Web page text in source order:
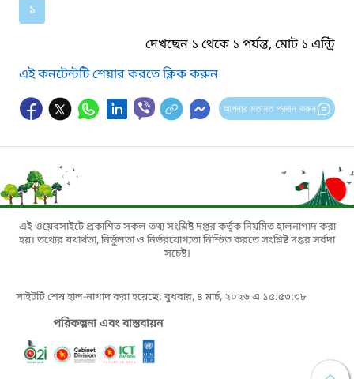
১
দেখছেন ১ থেকে ১ পর্যন্ত, মোট ১ এন্ট্রি
এই কনটেন্টটি শেয়ার করতে ক্লিক করুন
আপনার মতামত প্রদান করুন
এই ওয়েবসাইটে প্রকাশিত সকল তথ্য সংশ্লিষ্ট দপ্তর কর্তৃক নিয়মিত হালনাগাদ করা
হয়। তথ্যের যথার্থতা, নির্ভুলতা ও নির্ভরযোগ্যতা নিশ্চিত করতে সংশ্লিষ্ট দপ্তর সর্বদা
সচেষ্ট।
সাইটটি শেষ হাল-নাগাদ করা হয়েছে: বুধবার, ৪ মার্চ, ২০২৬ এ ১৫:৫৩:৩৮
পরিকল্পনা এবং বাস্তবায়ন